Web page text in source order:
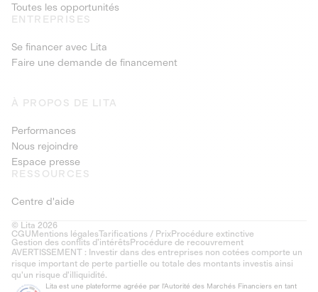
Toutes les opportunités
ENTREPRISES
Se financer avec Lita
Faire une demande de financement
À PROPOS DE LITA
Performances
Nous rejoindre
Espace presse
RESSOURCES
Centre d'aide
© Lita 2026
CGUMentions légalesTarifications / PrixProcédure extinctive
Gestion des conflits d’intérêtsProcédure de recouvrement
AVERTISSEMENT : Investir dans des entreprises non cotées comporte un
risque important de perte partielle ou totale des montants investis ainsi
qu'un risque d'illiquidité.
Lita est une plateforme agréée par l'Autorité des Marchés Financiers en tant